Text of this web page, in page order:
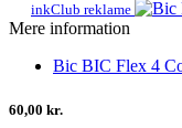
inkClub reklame
Mere information
Bic BIC Flex 4
60,00 kr.